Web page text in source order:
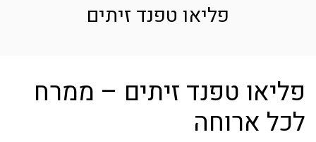
פליאו טפנד זיתים
פליאו טפנד זיתים – ממרח
לכל ארוחה